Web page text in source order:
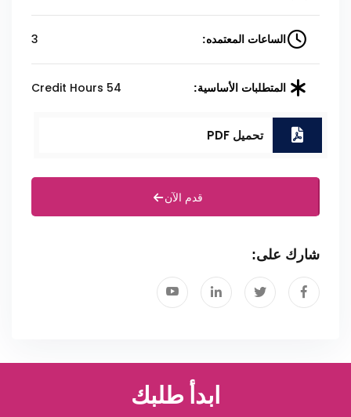
الساعات المعتمده: 3
المتطلبات الأساسية: 54 Credit Hours
تحميل PDF
قدم الآن
شارك على:
ابدأ طلبك